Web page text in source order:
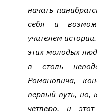
начать
себя и
учителем
этих молодых
в столь
Романовича,
первый путь, но,
четверо, и